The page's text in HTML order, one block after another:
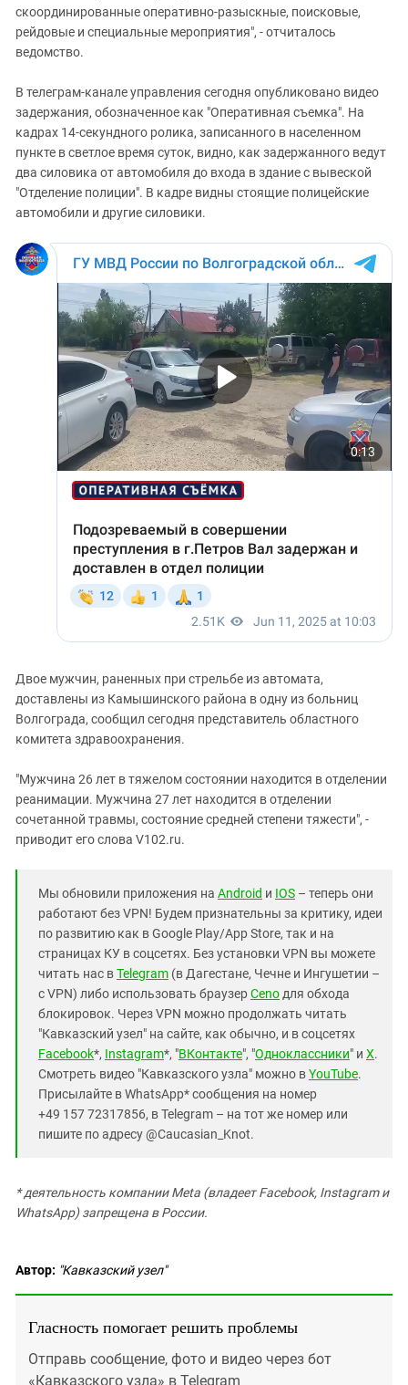
скоординированные оперативно-разыскные, поисковые,
рейдовые и специальные мероприятия", - отчиталось
ведомство.
В телеграм-канале управления сегодня опубликовано видео
задержания, обозначенное как "Оперативная съемка". На
кадрах 14-секундного ролика, записанного в населенном
пункте в светлое время суток, видно, как задержанного ведут
два силовика от автомобиля до входа в здание с вывеской
"Отделение полиции". В кадре видны стоящие полицейские
автомобили и другие силовики.
Двое мужчин, раненных при стрельбе из автомата,
доставлены из Камышинского района в одну из больниц
Волгограда, сообщил сегодня представитель областного
комитета здравоохранения.
"Мужчина 26 лет в тяжелом состоянии находится в отделении
реанимации. Мужчина 27 лет находится в отделении
сочетанной травмы, состояние средней степени тяжести", -
приводит его слова V102.ru.
Мы обновили приложения на Android и IOS – теперь они
работают без VPN! Будем признательны за критику, идеи
по развитию как в Google Play/App Store, так и на
страницах КУ в соцсетях. Без установки VPN вы можете
читать нас вTelegram (в Дагестане, Чечне и Ингушетии –
с VPN) либо использовать браузерCeno для обхода
блокировок. Через VPN можно продолжать читать
"Кавказский узел" на сайте, как обычно, и в соцсетях
Facebook*, Instagram*, "ВКонтакте", "Одноклассники" и X.
Смотреть видео "Кавказского узла" можно вYouTube.
Присылайте в WhatsApp* сообщения на номер
+49 157 72317856, в Telegram – на тот же номер или
пишите по адресу @Caucasian_Knot.
* деятельность компании Meta (владеет Facebook, Instagram и
WhatsApp) запрещена в России.
Автор: "Кавказский узел"
Гласность помогает решить проблемы
Отправь сообщение, фото и видео через бот
«Кавказского узла» в Telegram